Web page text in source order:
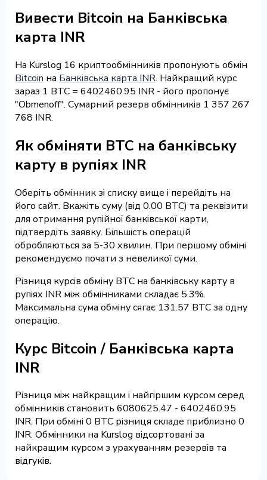
Вивести Bitcoin на Банківська
карта INR
На Kurslog 16 криптообмінників пропонують обмін
Bitcoin на Банківська карта INR. Найкращий курс
зараз 1 BTC = 6402460.95 INR - його пропонує
"Obmenoff". Сумарний резерв обмінників 1 357 267
768 INR.
Як обміняти BTC на банківську
карту в рупіях INR
Оберіть обмінник зі списку вище і перейдіть на
його сайт. Вкажіть суму (від 0.00 BTC) та реквізити
для отримання рупійної банківської карти,
підтвердіть заявку. Більшість операцій
обробляються за 5-30 хвилин. При першому обміні
рекомендуємо почати з невеликої суми.
Різниця курсів обміну BTC на банківську карту в
рупіях INR між обмінниками складає 5.3%.
Максимальна сума обміну сягає 131.57 BTC за одну
операцію.
Курс Bitcoin / Банківська карта
INR
Різниця між найкращим і найгіршим курсом серед
обмінників становить 6080625.47 - 6402460.95
INR. При обміні 0 BTC різниця складе приблизно 0
INR. Обмінники на Kurslog відсортовані за
найкращим курсом з урахуванням резервів та
відгуків.